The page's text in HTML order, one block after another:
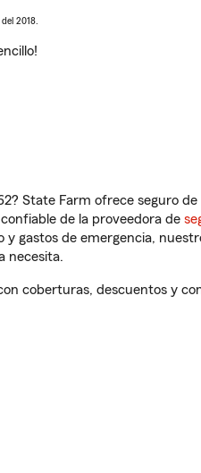
2018.
State Farm ofrece seguro
de la proveedora de
y gastos de emergencia,
necesita.
coberturas, descuentos y